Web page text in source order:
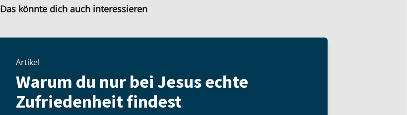
Das könnte dich auch interessieren
Artikel
Warum du nur bei Jesus echte
Zufriedenheit findest